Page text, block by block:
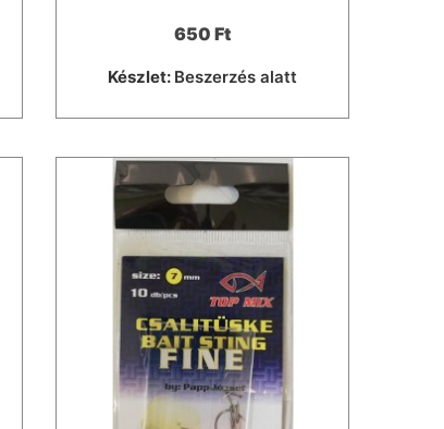
650 Ft
Készlet: Beszerzés alatt